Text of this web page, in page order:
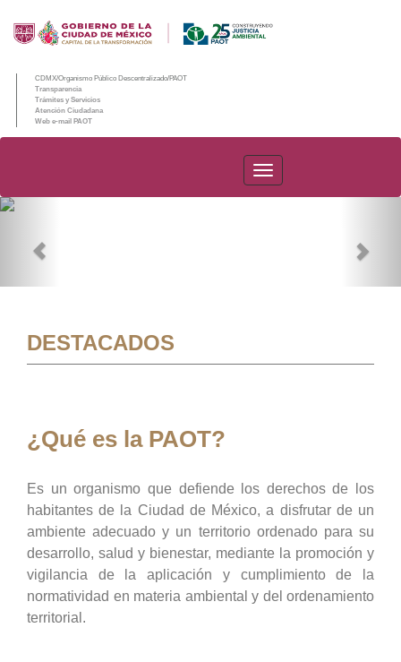
CDMX/Organismo Público Descentralizado/PAOT
Transparencia
Trámites y Servicios
Atención Ciudadana
Web e-mail PAOT
PAOT
DESTACADOS
¿Qué es la PAOT?
Es un organismo que defiende los derechos de los
habitantes de la Ciudad de México, a disfrutar de un
ambiente adecuado y un territorio ordenado para su
desarrollo, salud y bienestar, mediante la promoción y
vigilancia de la aplicación y cumplimiento de la
normatividad en materia ambiental y del ordenamiento
territorial.